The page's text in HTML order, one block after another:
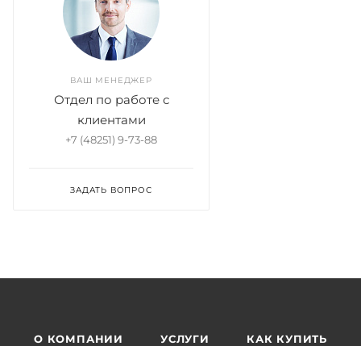
ВАШ МЕНЕДЖЕР
Отдел по работе с
клиентами
+7 (48251) 9-73-88
ЗАДАТЬ ВОПРОС
О КОМПАНИИ УСЛУГИ КАК КУПИТЬ